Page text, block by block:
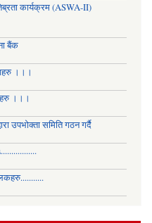
कार्यक्रम (ASWA-II)
बैंक
।।।
।।।
उपभोक्ता समिति गठन गर्दै